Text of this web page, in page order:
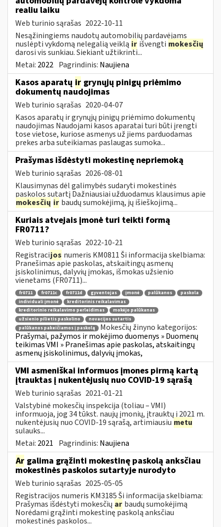
realiu laiku
Web turinio sąrašas 2022-10-11
Nesąžiningiems naudotų automobilių pardavėjams
nuslėpti vykdomą nelegalią veiklą ir išvengti mokesčių
darosi vis sunkiau. Siekiant užtikrinti...
Metai: 2022 Pagrindinis: Naujiena
Kasos aparatų ir grynųjų pinigų priėmimo
dokumentų naudojimas
Web turinio sąrašas 2020-04-07
Kasos aparatų ir grynųjų pinigų priėmimo dokumentų
naudojimas Naudojami kasos aparatai turi būti įrengti
tose vietose, kuriose asmenys už jiems parduodamas
prekes arba suteikiamas paslaugas sumoka...
Prašymas išdėstyti mokestinę nepriemoką
Web turinio sąrašas 2026-08-01
Klausimynas dėl galimybės sudaryti mokestinės
paskolos sutartį Dažniausiai užduodamus klausimus apie
mokesčių ir baudų sumokėjimą, jų išieškojimą...
Kuriais atvejais įmonė turi teikti formą
FR0711?
Web turinio sąrašas 2022-10-21
Registracijos numeris KM0811 Ši informacija skelbiama:
Pranešimas apie paskolas, atskaitingų asmenų
įsiskolinimus, dalyvių įmokas, išmokas užsienio
vienetams (FR0711)...
fr0711 fr0711c fr0711d gyventojas įmonė palūkanos
paskola
individuali įmonė
kreditorinis reikalavimas
kreditorinio reikalavimo perleidimas
mokėjo palūkanas
užsienio pilietis paskolino
novacijos sutartis
palūkanos pakeičiamos į paskolą
Mokesčių žinyno kategorijos:
Prašymai, pažymos ir mokėjimo duomenys » Duomenų
teikimas VMI » Pranešimas apie paskolas, atskaitingų
asmenų įsiskolinimus, dalyvių įmokas,
VMI asmeniškai informuos įmones pirmą kartą
įtrauktas į nukentėjusių nuo COVID-19 sąrašą
Web turinio sąrašas 2021-01-21
Valstybinė mokesčių inspekcija (toliau – VMI)
informuoja, jog 34 tūkst. naujų įmonių, įtrauktų į 2021 m.
nukentėjusių nuo COVID-19 sąrašą, artimiausiu metu
sulauks...
Metai: 2021 Pagrindinis: Naujiena
Ar galima grąžinti mokestinę paskolą anksčiau
mokestinės paskolos sutartyje nurodyto
Web turinio sąrašas 2025-05-05
Registracijos numeris KM3185 Ši informacija skelbiama:
Prašymas išdėstyti mokesčių ar baudų sumokėjimą
Norėdami grąžinti mokestinę paskolą anksčiau
mokestinės paskolos...